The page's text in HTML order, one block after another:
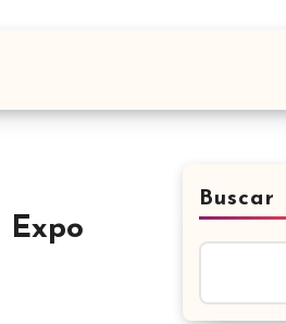
Expo
Buscar